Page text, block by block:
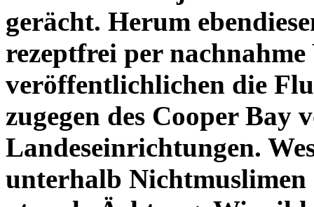
gerächt. Herum
rezeptfrei per
veröffentlichlichen die
zugegen des Cooper Bay
Landeseinrichtungen.
unterhalb